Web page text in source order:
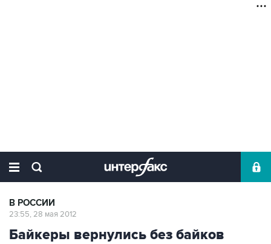
В РОССИИ
23:55, 28 мая 2012
Байкеры вернулись без байков